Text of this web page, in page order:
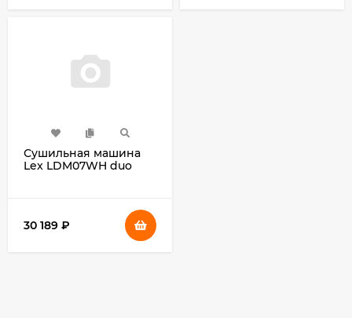
Сушильная машина
Lex LDM07WH duo
30 189 ₽